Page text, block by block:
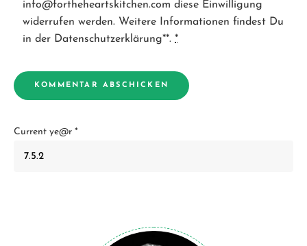
info@fortheheartskitchen.com diese Einwilligung
widerrufen werden. Weitere Informationen findest Du
in der Datenschutzerklärung**. *
Current ye@r *